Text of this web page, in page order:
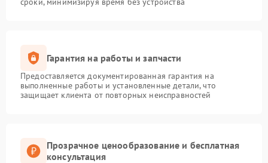
Гарантия на работы и запчасти
Предоставляется документированная гарантия на
выполненные работы и установленные детали, что
защищает клиента от повторных неисправностей
Прозрачное ценообразование и бесплатная
консультация